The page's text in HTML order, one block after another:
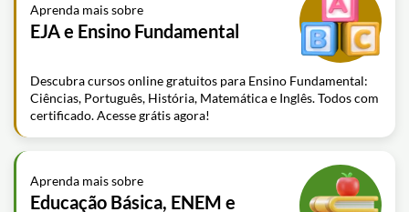
Aprenda mais sobre
EJA e Ensino Fundamental
Descubra cursos online gratuitos para Ensino Fundamental:
Ciências, Português, História, Matemática e Inglês. Todos com
certificado. Acesse grátis agora!
Aprenda mais sobre
Educação Básica, ENEM e